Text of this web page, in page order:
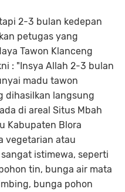
2-3 bulan kedepan
petugas yang
Tawon Klanceng
: "Insya Allah 2-3 bulan
madu tawon
dihasilkan langsung
di areal Situs Mbah
Kabupaten Blora
vegetarian atau
istimewa, seperti
tin, bunga air mata
bunga pohon